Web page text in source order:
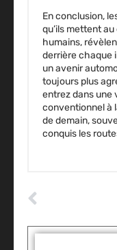
En conclusion,
qu’ils mettent
humains,
derrière chaque
un avenir
toujours plus
entrez dans une
conventionnel à
de demain,
conquis les